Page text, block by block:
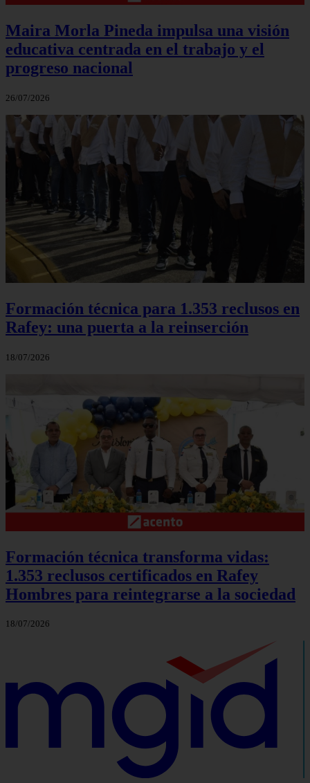
Maira Morla Pineda impulsa una visión
educativa centrada en el trabajo y el
progreso nacional
26/07/2026
Formación técnica para 1.353 reclusos en
Rafey: una puerta a la reinserción
18/07/2026
Formación técnica transforma vidas:
1.353 reclusos certificados en Rafey
Hombres para reintegrarse a la sociedad
18/07/2026